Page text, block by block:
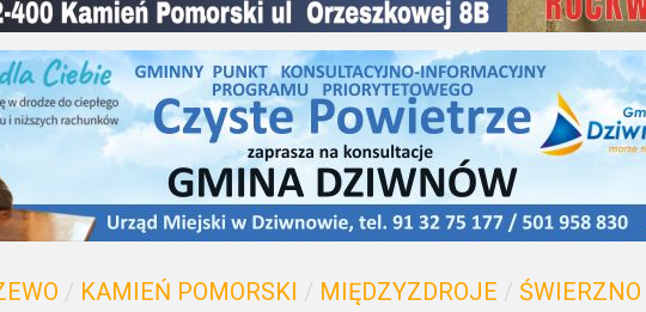
/ KAMIEŃ POMORSKI / MIĘDZYZDROJE / ŚWIERZNO